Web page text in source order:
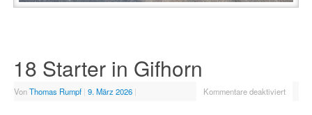
18 Starter in Gifhorn
VonThomas Rumpf | 9. März 2026 | Kommentare deaktiviert